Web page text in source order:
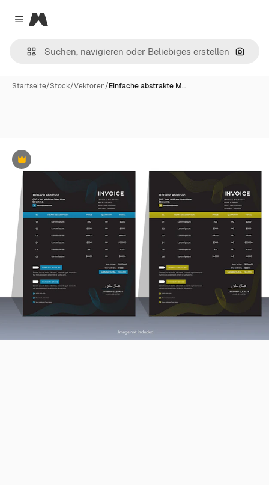
Close menu
Magnific
Nach
Startseite/Stock/Vektoren/Einfache abstrakte M…
Premium